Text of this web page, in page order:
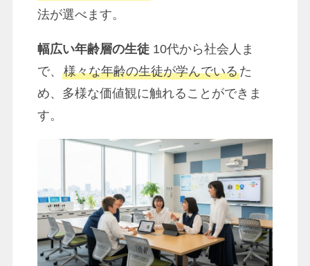
法が選べます。
幅広い年齢層の生徒10代から社会人ま
で、 様々な年齢の生徒が学んでいるた
め、多様な価値観に触れることができま
す。